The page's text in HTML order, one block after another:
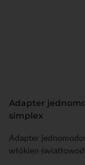
Adapter
simplex
Adapter
włókien